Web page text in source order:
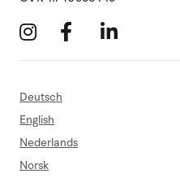
Deutsch
English
Nederlands
Norsk